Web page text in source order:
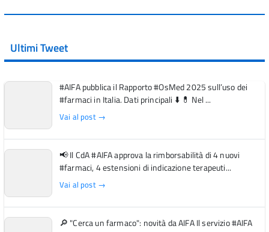
Ultimi Tweet
#AIFA pubblica il Rapporto #OsMed 2025 sull’uso dei
#farmaci in Italia. Dati principali ⬇️ 💊 Nel ...
Vai al post →
📢 Il CdA #AIFA approva la rimborsabilità di 4 nuovi
#farmaci, 4 estensioni di indicazione terapeuti...
Vai al post →
🔎 "Cerca un farmaco": novità da AIFA Il servizio #AIFA